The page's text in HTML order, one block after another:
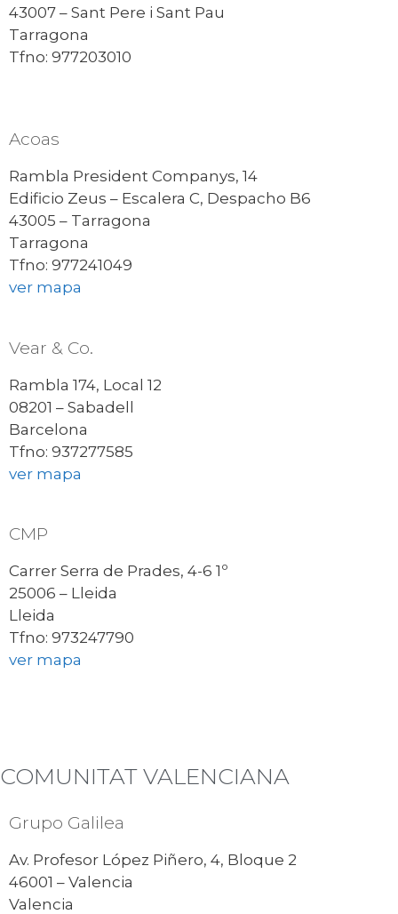
43007 – Sant Pere i Sant Pau
Tarragona
Tfno: 977203010
Acoas
Rambla President Companys, 14
Edificio Zeus – Escalera C, Despacho B6
43005 – Tarragona
Tarragona
Tfno: 977241049
ver mapa
Vear & Co.
Rambla 174, Local 12
08201 – Sabadell
Barcelona
Tfno: 937277585
ver mapa
CMP
Carrer Serra de Prades, 4-6 1º
25006 – Lleida
Lleida
Tfno: 973247790
ver mapa
COMUNITAT VALENCIANA
Grupo Galilea
Av. Profesor López Piñero, 4, Bloque 2
46001 – Valencia
Valencia